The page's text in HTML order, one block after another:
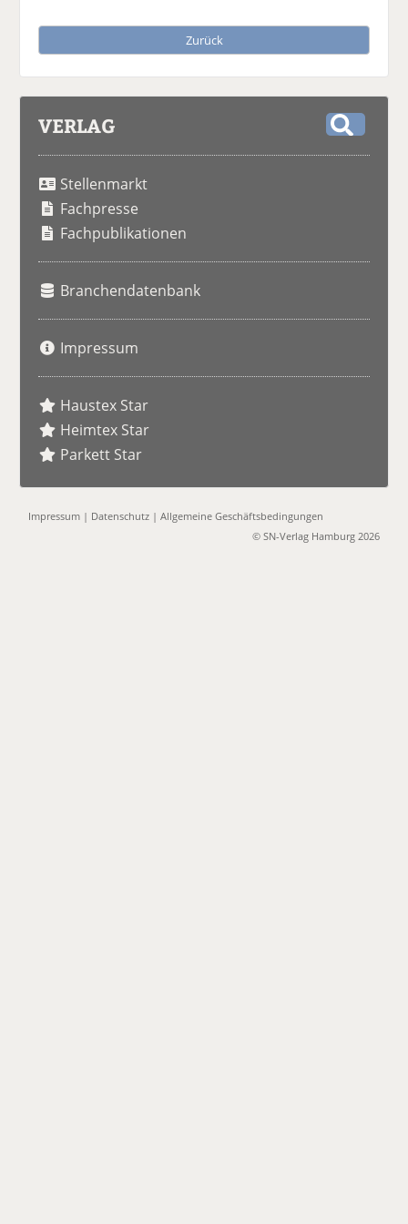
Zurück
VERLAG
Stellenmarkt
Fachpresse
Fachpublikationen
Branchendatenbank
Impressum
Haustex Star
Heimtex Star
Parkett Star
Impressum | Datenschutz |Allgemeine Geschäftsbedingungen
© SN-Verlag Hamburg 2026